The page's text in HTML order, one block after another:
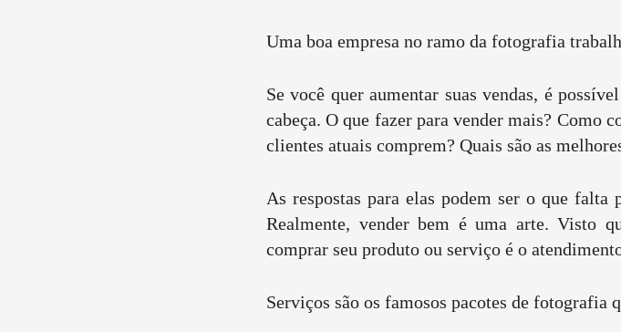
Uma boa empresa no ramo da fotografia
Se você quer aumentar suas vendas, é
cabeça. O que fazer para vender mais? Como
clientes atuais comprem? Quais são as
As respostas para elas podem ser o que falta
Realmente, vender bem é uma arte. Visto
comprar seu produto ou serviço é o
Serviços são os famosos pacotes de fotografia